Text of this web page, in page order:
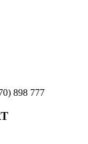
898 777